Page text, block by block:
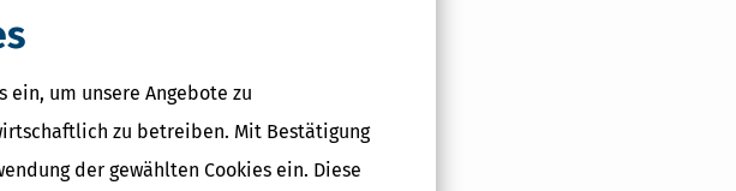
ein, um unsere Angebote zu
zu betreiben. Mit Bestätigung
der gewählten Cookies ein. Diese
gerade!) als Rentner haben Sie